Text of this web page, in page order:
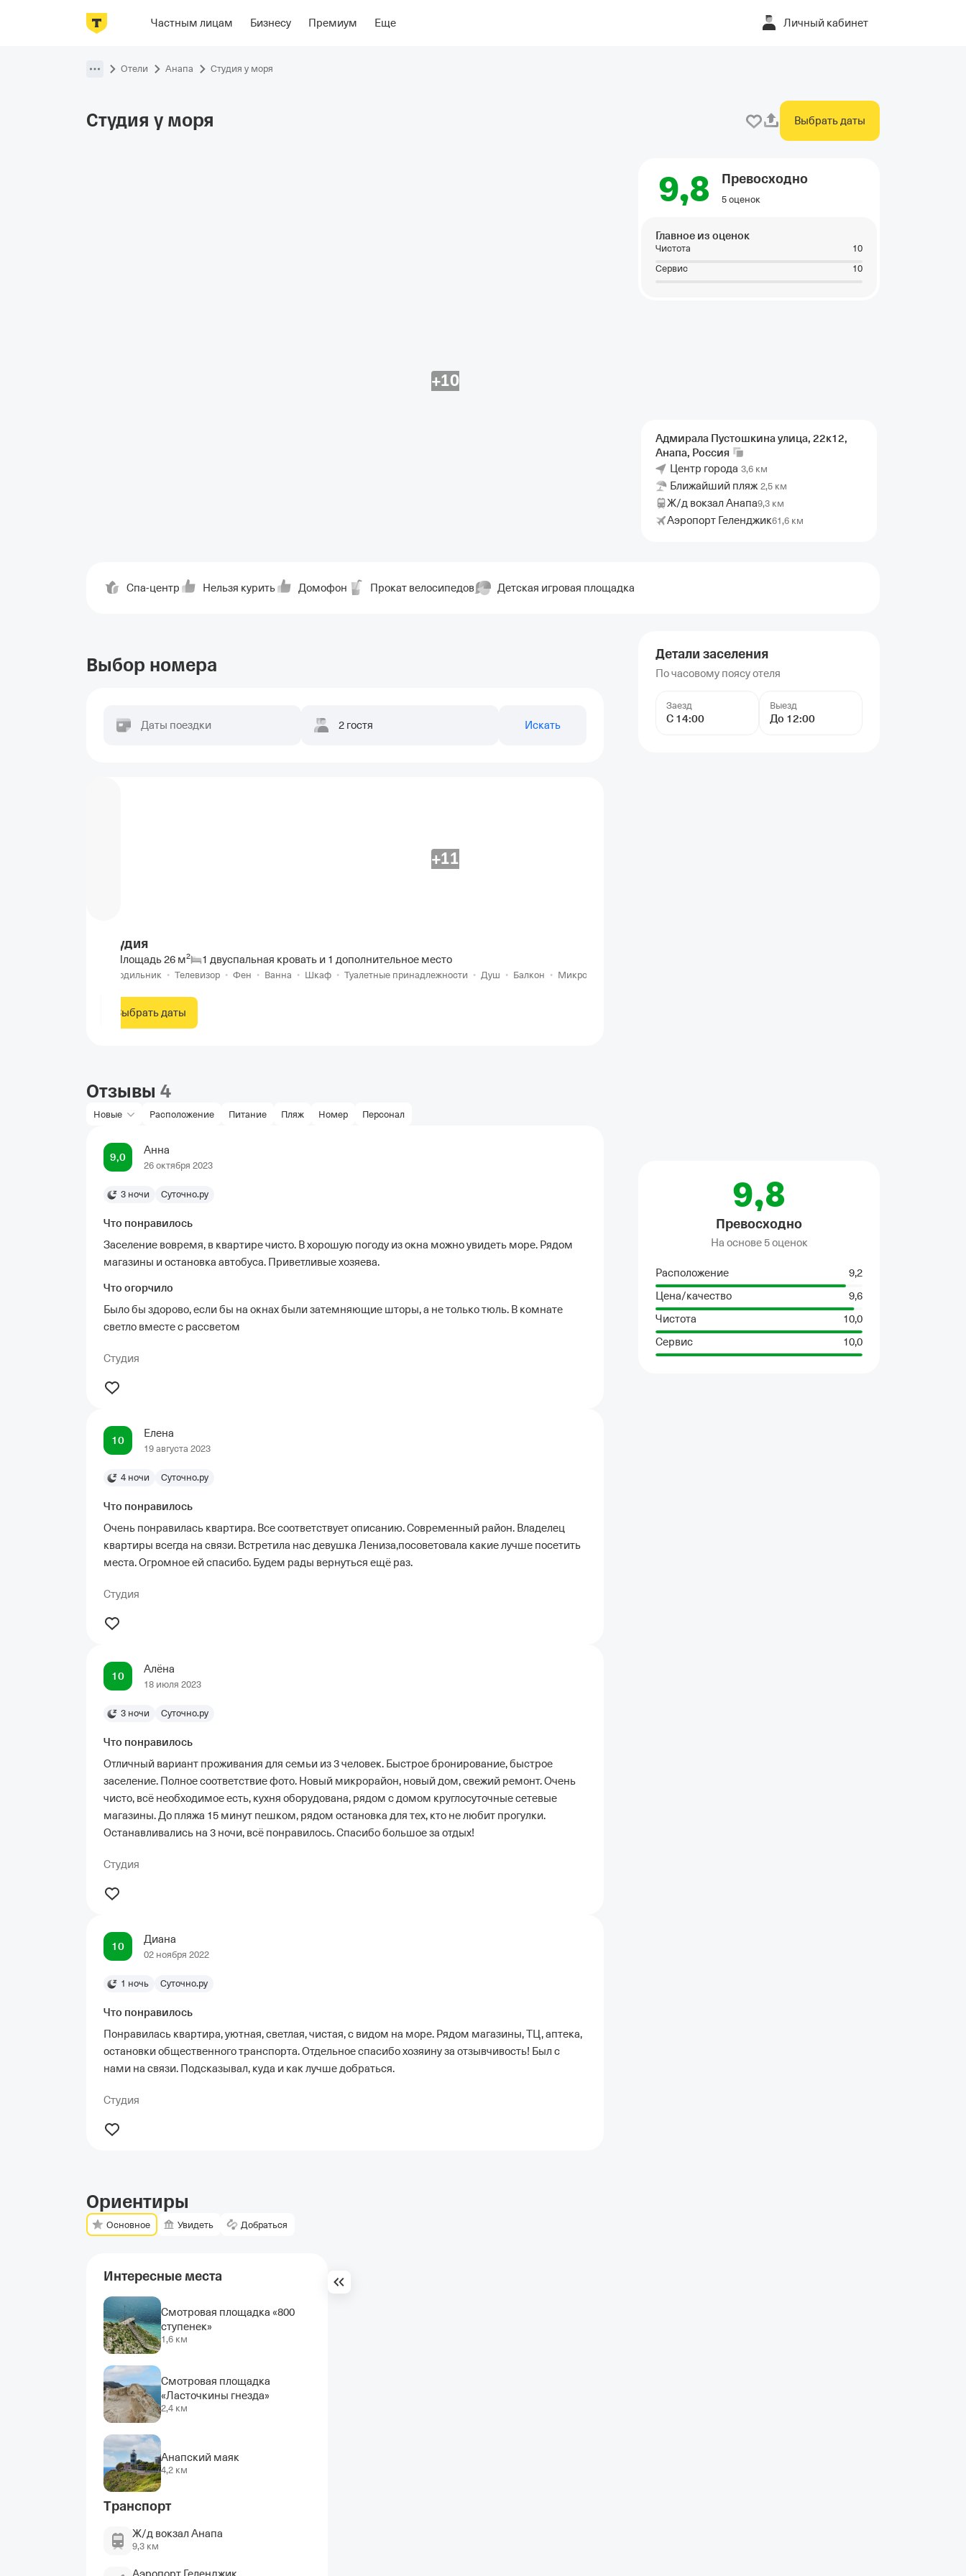
Частным лицам Бизнесу Премиум Еще Личный кабинет
Фотографии НомераОтзывыОриентиры
Отели Анапа Студия у моря
Студия у моря Выбрать даты
+10
9,8 Превосходно
5 оценок
Главное из оценок
Чистота
10
Сервис
10
Адмирала Пустошкина улица, 22к12,
Анапа, Россия
Центр города 3,6 км
Ближайший пляж 2,5 км
Ж/д вокзал Анапа9,3 км
Аэропорт Геленджик61,6 км
Спа-центр Нельзя курить Домофон Прокат велосипедов Детская игровая площадка
Детали заселения
По часовому поясу отеля
Заезд
С 14:00
Выезд
До 12:00
Выбор номера
Даты поездки 2 гостя Искать
+11
Студия
Площадь26 м2 1 двуспальная кровать и 1 дополнительное место
Холодильник • Телевизор • Фен • Ванна • Шкаф • Туалетные принадлежности • Душ • Балкон • Микроволновка
Выбрать даты
9,8
Превосходно
На основе 5 оценок
Расположение
9,2
Цена/качество
9,6
Чистота
10,0
Сервис
10,0
Отзывы 4
Новые Расположение Питание Пляж Номер Персонал
9,0
Анна
26 октября 2023
3 ночи Суточно.ру
Что понравилось
Заселение вовремя, в квартире чисто. В хорошую погоду из окна можно увидеть море. Рядом
магазины и остановка автобуса. Приветливые хозяева.
Что огорчило
Было бы здорово, если бы на окнах были затемняющие шторы, а не только тюль. В комнате
светло вместе с рассветом
Студия
10
Елена
19 августа 2023
4 ночи Суточно.ру
Что понравилось
Очень понравилась квартира. Все соответствует описанию. Современный район. Владелец
квартиры всегда на связи. Встретила нас девушка Лениза,посоветовала какие лучше посетить
места. Огромное ей спасибо. Будем рады вернуться ещё раз.
Студия
10
Алёна
18 июля 2023
3 ночи Суточно.ру
Что понравилось
Отличный вариант проживания для семьи из 3 человек. Быстрое бронирование, быстрое
заселение. Полное соответствие фото. Новый микрорайон, новый дом, свежий ремонт. Очень
чисто, всё необходимое есть, кухня оборудована, рядом с домом круглосуточные сетевые
магазины. До пляжа 15 минут пешком, рядом остановка для тех, кто не любит прогулки.
Останавливались на 3 ночи, всё понравилось. Спасибо большое за отдых!
Студия
10
Диана
02 ноября 2022
1 ночь Суточно.ру
Что понравилось
Понравилась квартира, уютная, светлая, чистая, с видом на море. Рядом магазины, ТЦ, аптека,
остановки общественного транспорта. Отдельное спасибо хозяину за отзывчивость! Был с
нами на связи. Подсказывал, куда и как лучше добраться.
Студия
Ориентиры
Основное Увидеть Добраться
Интересные места
Смотровая площадка «800
ступенек»
1,6 км
Смотровая площадка
«Ласточкины гнезда»
2,4 км
Анапский маяк
4,2 км
Транспорт
Ж/д вокзал Анапа
9,3 км